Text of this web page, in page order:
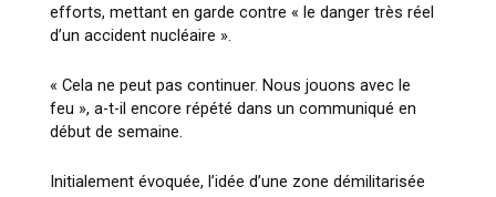
efforts, mettant en garde contre « le danger très réel
d’un accident nucléaire ».
« Cela ne peut pas continuer. Nous jouons avec le
feu », a-t-il encore répété dans un communiqué en
début de semaine.
Initialement évoquée, l’idée d’une zone démilitarisée